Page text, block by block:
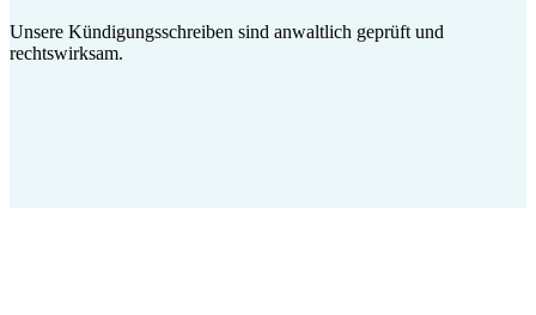
Unsere Kündigungsschreiben sind anwaltlich geprüft und
rechtswirksam.